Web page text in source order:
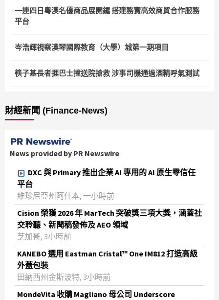
一連四日粵澳名優商品展開鑼 搭建務實高效商貿合作服務
平台
岑浩輝視察澳琴國際教育（大學）城第一期項目
筷子基長者捱巴士撞送院搶救 涉事司機通過酒精呼氣測試
財經新聞 (Finance-News)
News provided by PR Newswire
DXC 與 Primary 推出企業 AI 專用的 AI 原生零信任
平台
維珍尼亞州阿什本, 一小時前
Cision 榮獲 2026 年 MarTech 突破獎三項大獎，涵蓋社
交聆聽、新聞稿發佈及 AEO 領域
芝加哥, 3小時前
KANEBO 選用 Eastman Cristal™ One IM812 打造高級
外蓋包裝
田納西州金斯波特, 3小時前
MondeVita 收購 Magliano 母公司 Underscore